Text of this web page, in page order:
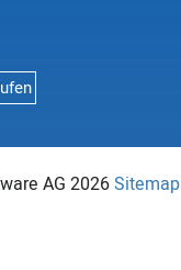
AG 2026Sitemap